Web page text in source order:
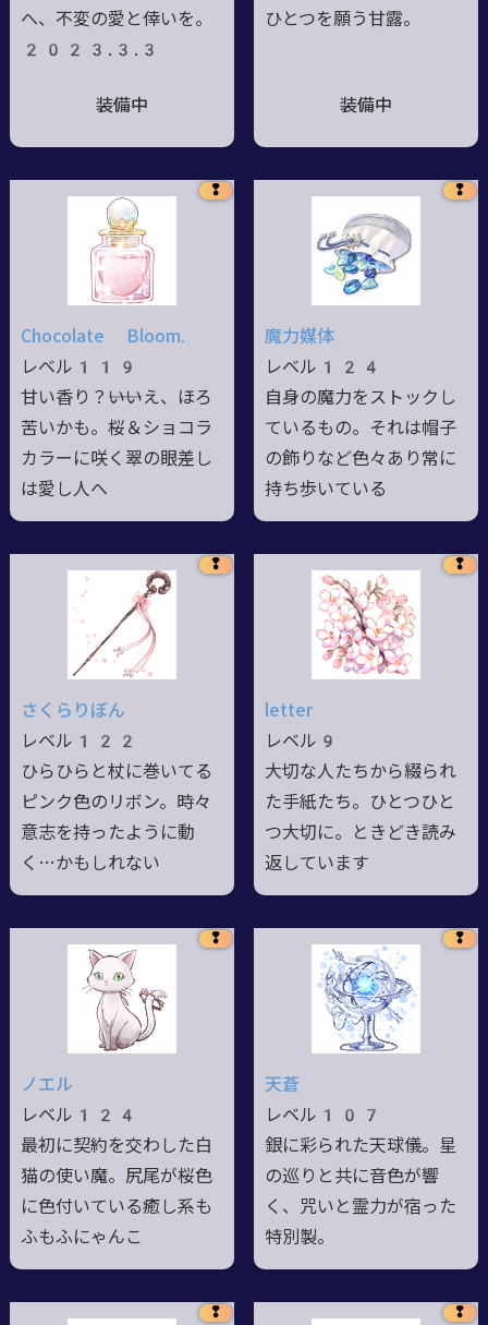
へ、不変の愛と倖いを。
2023.3.3
装備中
ひとつを願う甘露。
装備中
❢
Chocolate Bloom.
レベル119
甘い香り？――いいえ、ほろ
苦いかも。桜＆ショコラ
カラーに咲く翠の眼差し
は愛し人へ
❢
魔力媒体
レベル124
自身の魔力をストックし
ているもの。それは帽子
の飾りなど色々あり常に
持ち歩いている
❢
さくらりぼん
レベル122
ひらひらと杖に巻いてる
ピンク色のリボン。時々
意志を持ったように動
く…かもしれない
❢
letter
レベル9
大切な人たちから綴られ
た手紙たち。ひとつひと
つ大切に。ときどき読み
返しています
❢
ノエル
レベル124
最初に契約を交わした白
猫の使い魔。尻尾が桜色
に色付いている癒し系も
ふもふにゃんこ
❢
天蒼
レベル107
銀に彩られた天球儀。星
の巡りと共に音色が響
く、咒いと霊力が宿った
特別製。
❢ ❢